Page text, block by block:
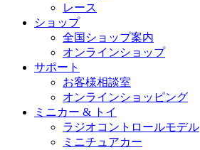
レース
ショップ
全国ショップ案内
オンラインショップ
サポート
お客様相談室
オンラインショッピング
ミニカー & トイ
ラジオコントロールモデル
ミニチュアカー